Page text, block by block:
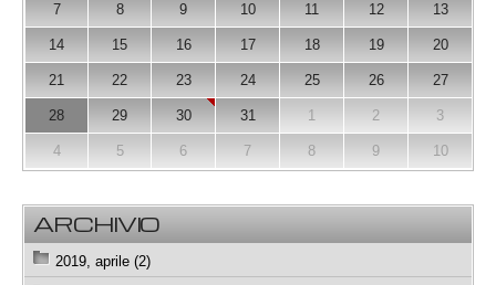
7 8 9 10 11 12 13
14 15 16 17 18 19 20
21 22 23 24 25 26 27
28 29 30 31 1 2 3
4 5 6 7 8 9 10
ARCHIVIO
2019, aprile (2)